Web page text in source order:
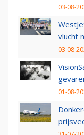
03-08-
vlucht
03-08-
01-08-